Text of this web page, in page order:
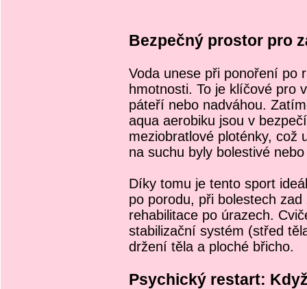
Bezpečný prostor pro
Voda unese při ponoření po
hmotnosti. To je klíčové pro
páteří nebo nadváhou.
aqua aerobiku jsou v
meziobratlové ploténky, což
na suchu byly bolestivé
Díky tomu je tento sport
po porodu, při bolestech
rehabilitace po úrazech.
stabilizační systém (střed
držení těla a ploché břicho.
Psychický restart: